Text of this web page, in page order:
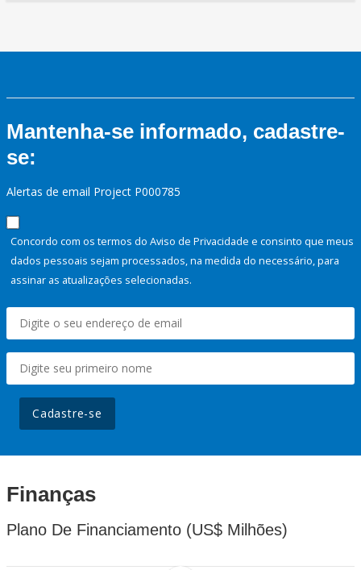
Mantenha-se informado, cadastre-
se:
Alertas de email Project P000785
Concordo com os termos do Aviso de Privacidade e consinto que meus
dados pessoais sejam processados, na medida do necessário, para
assinar as atualizações selecionadas.
Cadastre-se
Finanças
Plano De Financiamento (US$ Milhões)